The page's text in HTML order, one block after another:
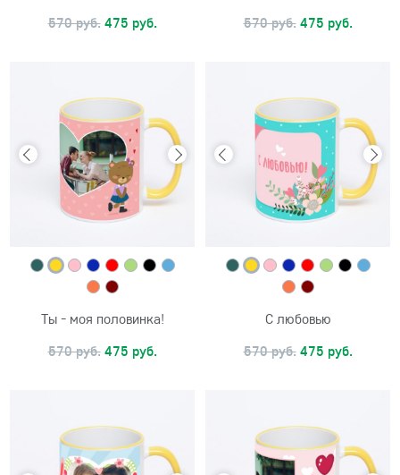
570 руб. 475 руб.
570 руб. 475 руб.
Ты - моя половинка!
570 руб. 475 руб.
С любовью
570 руб. 475 руб.